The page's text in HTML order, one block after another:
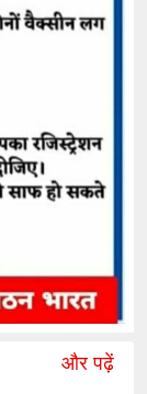
और पढ़ें